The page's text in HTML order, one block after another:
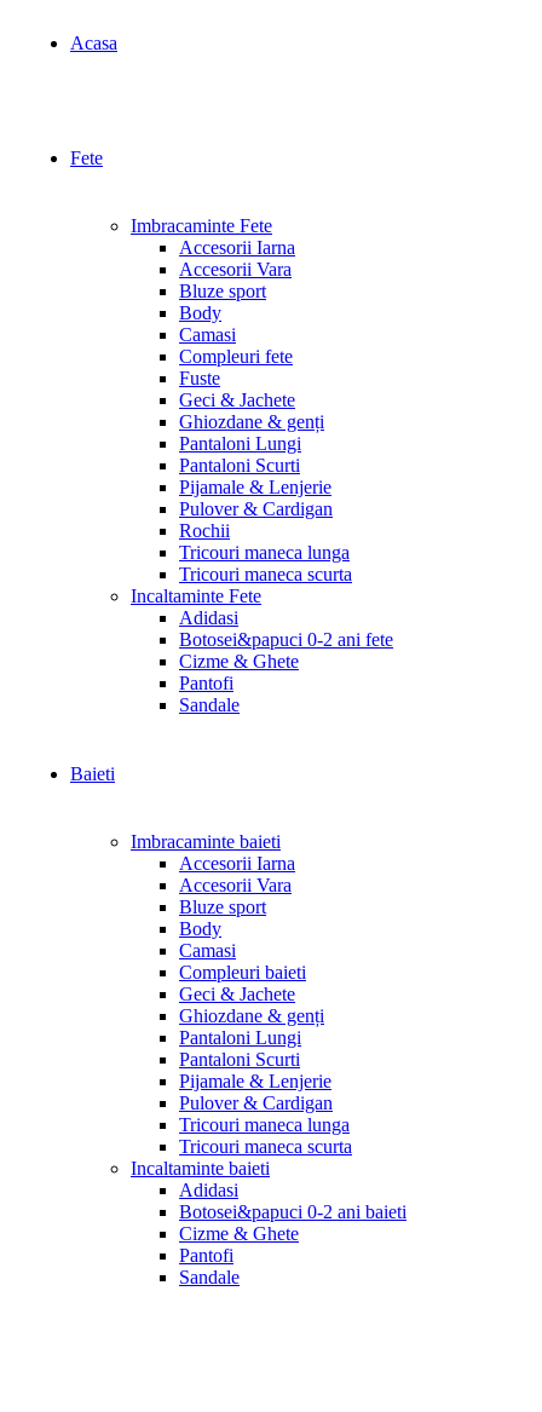
Acasa
Fete
Imbracaminte Fete
Accesorii Iarna
Accesorii Vara
Bluze sport
Body
Camasi
Compleuri fete
Fuste
Geci & Jachete
Ghiozdane & genți
Pantaloni Lungi
Pantaloni Scurti
Pijamale & Lenjerie
Pulover & Cardigan
Rochii
Tricouri maneca lunga
Tricouri maneca scurta
Incaltaminte Fete
Adidasi
Botosei&papuci 0-2 ani fete
Cizme & Ghete
Pantofi
Sandale
Baieti
Imbracaminte baieti
Accesorii Iarna
Accesorii Vara
Bluze sport
Body
Camasi
Compleuri baieti
Geci & Jachete
Ghiozdane & genți
Pantaloni Lungi
Pantaloni Scurti
Pijamale & Lenjerie
Pulover & Cardigan
Tricouri maneca lunga
Tricouri maneca scurta
Incaltaminte baieti
Adidasi
Botosei&papuci 0-2 ani baieti
Cizme & Ghete
Pantofi
Sandale